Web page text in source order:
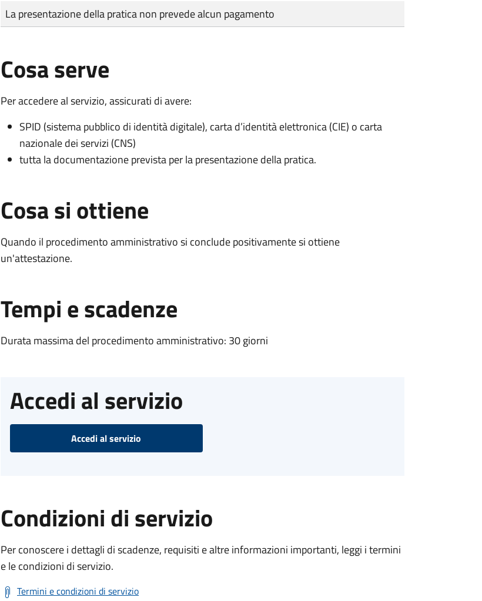
Tipo di pagamento
Importo
La presentazione della pratica non prevede alcun pagamento
Cosa serve
Per accedere al servizio, assicurati di avere:
SPID (sistema pubblico di identità digitale), carta d’identità elettronica (CIE) o carta
nazionale dei servizi (CNS)
tutta la documentazione prevista per la presentazione della pratica.
Cosa si ottiene
Quando il procedimento amministrativo si conclude positivamente si ottiene
un'attestazione.
Tempi e scadenze
Durata massima del procedimento amministrativo: 30 giorni
Accedi al servizio
Accedi al servizio
Condizioni di servizio
Per conoscere i dettagli di scadenze, requisiti e altre informazioni importanti, leggi i termini
e le condizioni di servizio.
Termini e condizioni di servizio